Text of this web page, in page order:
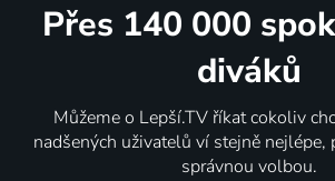
Přes 140 000
diváků
Můžeme o Lepší.TV říkat cokoliv
nadšených uživatelů ví stejně nejlépe,
správnou volbou.